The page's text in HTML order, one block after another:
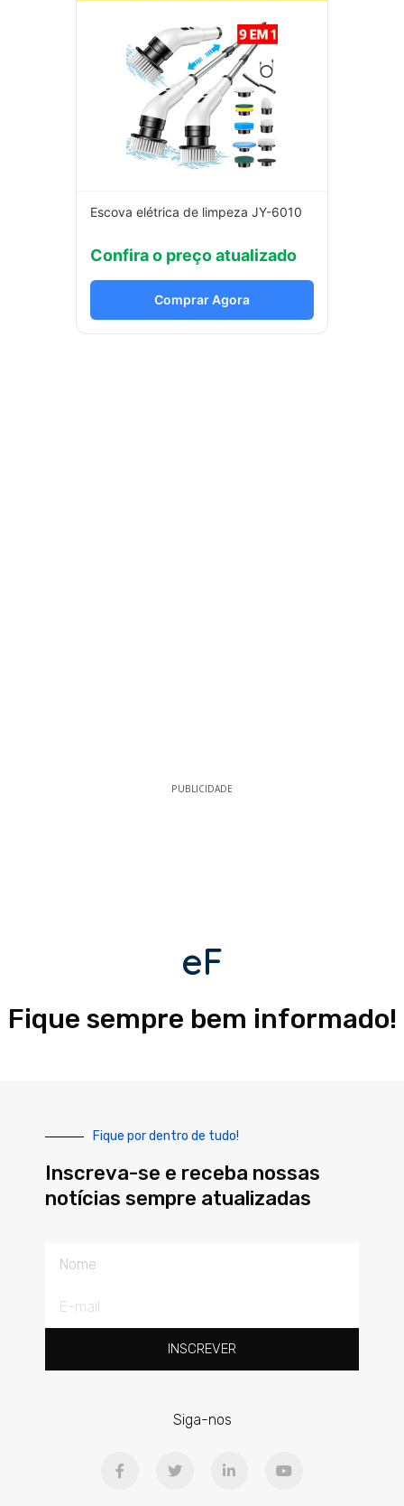
Escova elétrica de limpeza JY-6010
Confira o preço atualizado
Comprar Agora
PUBLICIDADE
eF
Fique sempre bem informado!
Fique por dentro de tudo!
Inscreva-se e receba nossas
notícias sempre atualizadas
mail
INSCREVER
Siga-nos
a
w
i
o